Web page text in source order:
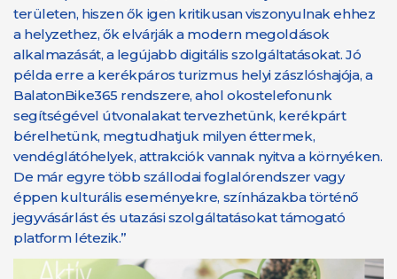
területen, hiszen ők igen kritikusan viszonyulnak ehhez
a helyzethez, ők elvárják a modern megoldások
alkalmazását, a legújabb digitális szolgáltatásokat. Jó
példa erre a kerékpáros turizmus helyi zászlóshajója, a
BalatonBike365 rendszere, ahol okostelefonunk
segítségével útvonalakat tervezhetünk, kerékpárt
bérelhetünk, megtudhatjuk milyen éttermek,
vendéglátóhelyek, attrakciók vannak nyitva a környéken.
De már egyre több szállodai foglalórendszer vagy
éppen kulturális eseményekre, színházakba történő
jegyvásárlást és utazási szolgáltatásokat támogató
platform létezik.”